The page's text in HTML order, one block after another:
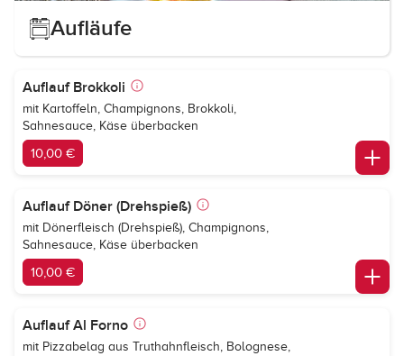
Aufläufe
Auflauf Brokkoli
mit Kartoffeln, Champignons, Brokkoli,
Sahnesauce, Käse überbacken
10,00 €
Auflauf Döner (Drehspieß)
mit Dönerfleisch (Drehspieß), Champignons,
Sahnesauce, Käse überbacken
10,00 €
Auflauf Al Forno
mit Pizzabelag aus Truthahnfleisch, Bolognese,